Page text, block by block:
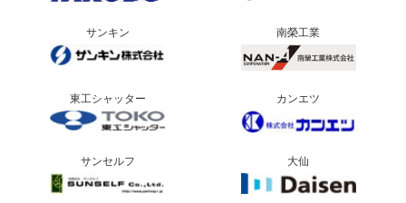
サンキン 南榮工業
東工シャッター カンエツ
サンセルフ 大仙